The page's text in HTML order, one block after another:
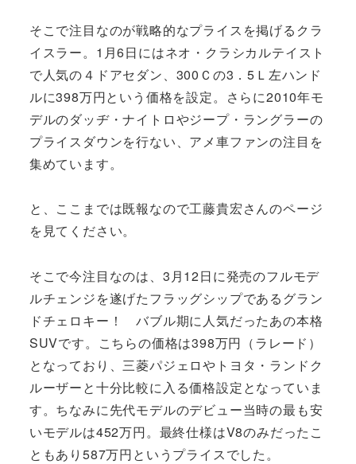
そこで注目なのが戦略的なプライスを掲げるクラ
イスラー。1月6日にはネオ・クラシカルテイスト
で人気の４ドアセダン、300Ｃの3．5Ｌ左ハンド
ルに398万円という価格を設定。さらに2010年モ
デルのダッヂ・ナイトロやジープ・ラングラーの
プライスダウンを行ない、アメ車ファンの注目を
集めています。
と、ここまでは既報なので工藤貴宏さんのページ
を見てください。
そこで今注目なのは、3月12日に発売のフルモデ
ルチェンジを遂げたフラッグシップであるグラン
ドチェロキー！ バブル期に人気だったあの本格
SUVです。こちらの価格は398万円（ラレード）
となっており、三菱パジェロやトヨタ・ランドク
ルーザーと十分比較に入る価格設定となっていま
す。ちなみに先代モデルのデビュー当時の最も安
いモデルは452万円。最終仕様はV8のみだったこ
ともあり587万円というプライスでした。